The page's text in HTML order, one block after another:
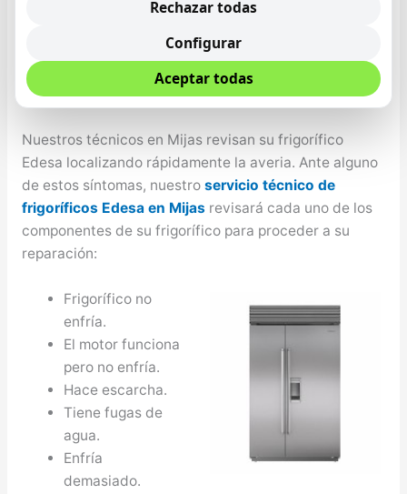
sólo se desarrollan altas tecnologías con un periodo
exender esa vida útil lo más que se pueda ofertando
un
servicio de reparación de frigoríficos Edesa en
Mijasrápido, barato y garantizado.
Nuestros técnicos en Mijas revisan su frigorífico
Edesa localizando rápidamente la averia. Ante alguno
de estos síntomas, nuestro servicio técnico de
frigoríficos Edesa en Mijasrevisará cada uno de los
componentes de su frigorífico para proceder a su
reparación:
Frigorífico no
enfría.
El motor funciona
pero no enfría.
Hace escarcha.
Tiene fugas de
agua.
Enfría
demasiado.
Rechazar todas
Configurar
Aceptar todas